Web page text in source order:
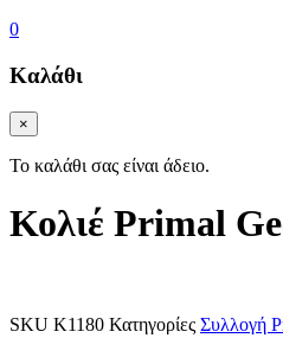
0
Καλάθι
×
Το καλάθι σας είναι άδειο.
Κολιέ Primal
SKU K1180 Κατηγορίες Συλλογή